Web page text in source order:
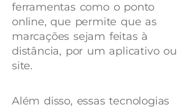
ferramentas como o ponto
online, que permite que as
marcações sejam feitas à
distância, por um aplicativo ou
site.
Além disso, essas tecnologias